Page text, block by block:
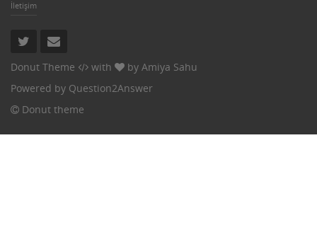
İletişim
Donut Theme with by Amiya Sahu
Powered by Question2Answer
Donut theme